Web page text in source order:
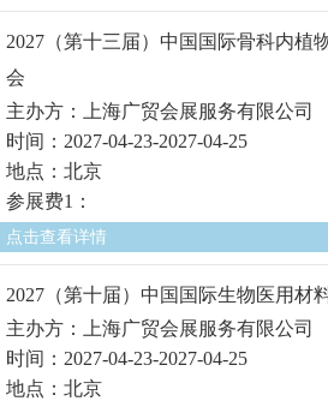
2027（第十三届）中国国际骨科内植
会
主办方：上海广贸会展服务有限公司
时间：2027-04-23-2027-04-25
地点：北京
参展费1：
点击查看详情
2027（第十届）中国国际生物医用材
主办方：上海广贸会展服务有限公司
时间：2027-04-23-2027-04-25
地点：北京